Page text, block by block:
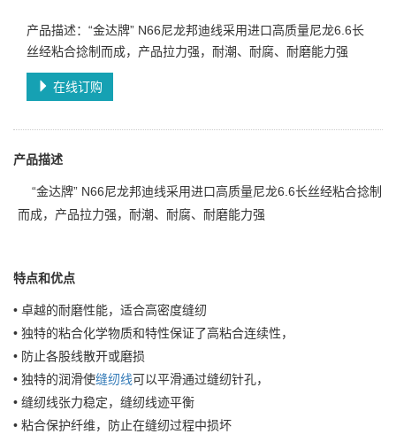
产品描述：“金达牌” N66尼龙邦迪线采用进口高质量尼龙6.6长
丝经粘合捻制而成，产品拉力强，耐潮、耐腐、耐磨能力强
在线订购
产品描述
“金达牌” N66尼龙邦迪线采用进口高质量尼龙6.6长丝经粘合捻制
而成，产品拉力强，耐潮、耐腐、耐磨能力强
特点和优点
• 卓越的耐磨性能，适合高密度缝纫
• 独特的粘合化学物质和特性保证了高粘合连续性，
• 防止各股线散开或磨损
• 独特的润滑使缝纫线可以平滑通过缝纫针孔，
• 缝纫线张力稳定，缝纫线迹平衡
• 粘合保护纤维，防止在缝纫过程中损坏